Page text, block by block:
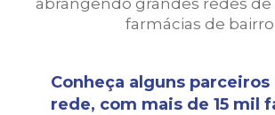
farmácias de bairro
Conheça alguns parceiros
rede, com mais de 15 mil